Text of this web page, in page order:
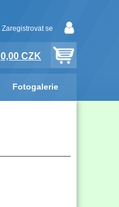
Zaregistrovat se
0,00 CZK
Fotogalerie